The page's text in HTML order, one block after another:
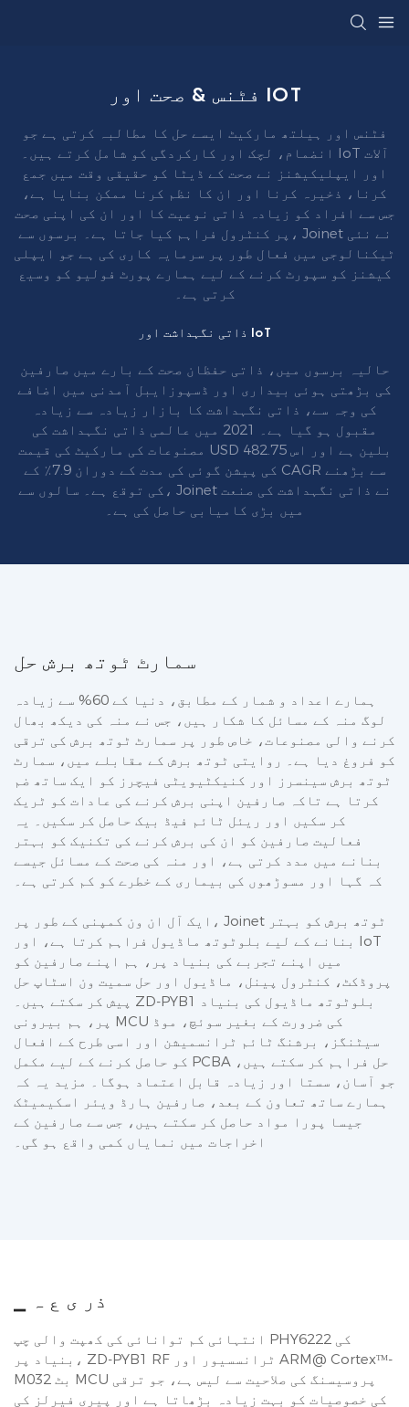
فٹنس & صحت اور IOT
فٹنس اور ہیلتھ مارکیٹ ایسے حل کا مطالبہ کرتی ہے جو
انضمام، لچک اور کارکردگی کو شامل کرتے ہیں۔ IoT آلات
اور ایپلیکیشنز نے صحت کے ڈیٹا کو حقیقی وقت میں جمع
کرنا، ذخیرہ کرنا اور ان کا نظم کرنا ممکن بنایا ہے،
جس سے افراد کو زیادہ ذاتی نوعیت کا اور ان کی اپنی صحت
پر کنٹرول فراہم کیا جاتا ہے۔ برسوں سے، Joinet نے نئی
ٹیکنالوجی میں فعال طور پر سرمایہ کاری کی ہے جو ایپلی
کیشنز کو سپورٹ کرنے کے لیے ہمارے پورٹ فولیو کو وسیع
کرتی ہے۔
ذاتی نگہداشت اور IoT
حالیہ برسوں میں، ذاتی حفظان صحت کے بارے میں صارفین
کی بڑھتی ہوئی بیداری اور ڈسپوزایبل آمدنی میں اضافے
کی وجہ سے، ذاتی نگہداشت کا بازار زیادہ سے زیادہ
مقبول ہو گیا ہے۔ 2021 میں عالمی ذاتی نگہداشت کی
مصنوعات کی مارکیٹ کی قیمت USD 482.75 بلین ہے اور اس
کی پیشن گوئی کی مدت کے دوران 7.9٪ کے CAGR سے بڑھنے
کی توقع ہے۔ سالوں سے، Joinet نے ذاتی نگہداشت کی صنعت
میں بڑی کامیابی حاصل کی ہے۔
سمارٹ ٹوتھ برش حل
ہمارے اعداد و شمار کے مطابق، دنیا کے 60% سے زیادہ
لوگ منہ کے مسائل کا شکار ہیں، جس نے منہ کی دیکھ بھال
کرنے والی مصنوعات، خاص طور پر سمارٹ ٹوتھ برش کی ترقی
کو فروغ دیا ہے۔ روایتی ٹوتھ برش کے مقابلے میں، سمارٹ
ٹوتھ برش سینسرز اور کنیکٹیویٹی فیچرز کو ایک ساتھ ضم
کرتا ہے تاکہ صارفین اپنی برش کرنے کی عادات کو ٹریک
کر سکیں اور ریئل ٹائم فیڈ بیک حاصل کر سکیں۔ یہ
فعالیت صارفین کو ان کی برش کرنے کی تکنیک کو بہتر
بنانے میں مدد کرتی ہے، اور منہ کی صحت کے مسائل جیسے
کہ گہا اور مسوڑھوں کی بیماری کے خطرے کو کم کرتی ہے۔
ایک آل ان ون کمپنی کے طور پر، Joinet ٹوتھ برش کو بہتر
بنانے کے لیے بلوٹوتھ ماڈیول فراہم کرتا ہے، اور IoT
میں اپنے تجربے کی بنیاد پر، ہم اپنے صارفین کو
پروڈکٹ، کنٹرول پینل، ماڈیول اور حل سمیت ون اسٹاپ حل
پیش کر سکتے ہیں۔ ZD-PYB1 بلوٹوتھ ماڈیول کی بنیاد
پر، ہم بیرونی MCU کی ضرورت کے بغیر سوئچ، موڈ
سیٹنگز، برشنگ ٹائم ٹرانسمیشن اور اسی طرح کے افعال
کو حاصل کرنے کے لیے مکمل PCBA حل فراہم کر سکتے ہیں،
جو آسان، سستا اور زیادہ قابل اعتماد ہوگا۔ مزید یہ کہ
ہمارے ساتھ تعاون کے بعد، صارفین ہارڈ ویئر اسکیمیٹک
جیسا پورا مواد حاصل کر سکتے ہیں، جس سے صارفین کے
▁ ذر ی ع ہ
انتہائی کم توانائی کی کھپت والی چپ PHY6222 کی
بنیاد پر، ZD-PYB1 RF ٹرانسسیور اور ARM@ Cortexᵀᴹ-
M032 بٹ MCU پروسیسنگ کی صلاحیت سے لیس ہے، جو ترقی
کی خصوصیات کو بہت زیادہ بڑھاتا ہے اور پیری فیرلز کی